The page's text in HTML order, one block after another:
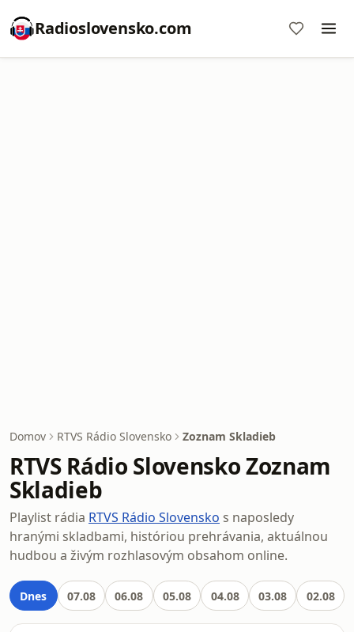
Radioslovensko.com
Domov RTVS Rádio Slovensko Zoznam Skladieb
RTVS Rádio Slovensko Zoznam
Skladieb
Playlist rádia RTVS Rádio Slovensko s naposledy
hranými skladbami, históriou prehrávania, aktuálnou
hudbou a živým rozhlasovým obsahom online.
Dnes 07.08 06.08 05.08 04.08 03.08 02.08